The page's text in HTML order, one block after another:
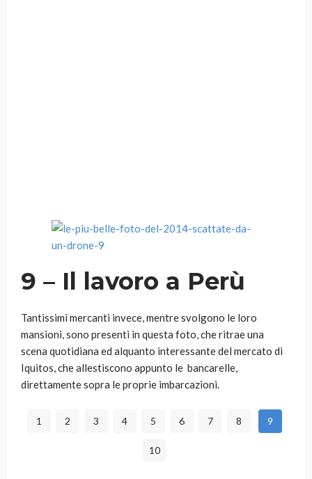
9 – Il lavoro a Perù
Tantissimi mercanti invece, mentre svolgono le loro
mansioni, sono presenti in questa foto, che ritrae una
scena quotidiana ed alquanto interessante del mercato di
Iquitos, che allestiscono appunto le bancarelle,
direttamente sopra le proprie imbarcazioni.
1 2 3 4 5 6 7 8 9
10